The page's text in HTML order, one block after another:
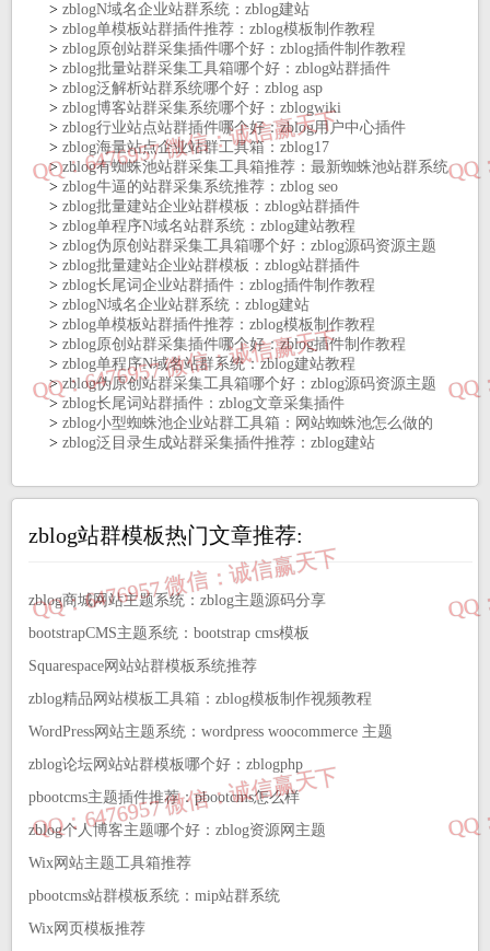
> zblogN域名企业站群系统：zblog建站
> zblog单模板站群插件推荐：zblog模板制作教程
> zblog原创站群采集插件哪个好：zblog插件制作教程
> zblog批量站群采集工具箱哪个好：zblog站群插件
> zblog泛解析站群系统哪个好：zblog asp
> zblog博客站群采集系统哪个好：zblogwiki
> zblog行业站点站群插件哪个好：zblog用户中心插件
> zblog海量站点企业站群工具箱：zblog17
>zblog有蜘蛛池站群采集工具箱推荐：最新蜘蛛池站群系统
> zblog牛逼的站群采集系统推荐：zblog seo
> zblog批量建站企业站群模板：zblog站群插件
> zblog单程序N域名站群系统：zblog建站教程
> zblog伪原创站群采集工具箱哪个好：zblog源码资源主题
> zblog批量建站企业站群模板：zblog站群插件
> zblog长尾词企业站群插件：zblog插件制作教程
> zblogN域名企业站群系统：zblog建站
> zblog单模板站群插件推荐：zblog模板制作教程
> zblog原创站群采集插件哪个好：zblog插件制作教程
> zblog单程序N域名站群系统：zblog建站教程
>zblog伪原创站群采集工具箱哪个好：zblog源码资源主题
> zblog长尾词站群插件：zblog文章采集插件
> zblog小型蜘蛛池企业站群工具箱：网站蜘蛛池怎么做的
> zblog泛目录生成站群采集插件推荐：zblog建站
zblog站群模板热门文章推荐:
zblog商城网站主题系统：zblog主题源码分享
bootstrapCMS主题系统：bootstrap cms模板
‌‌Squarespace网站‌站群模板系统推荐
zblog精品网站模板工具箱：zblog模板制作视频教程
WordPress网站主题系统：wordpress woocommerce 主题
zblog论坛网站站群模板哪个好：zblogphp
pbootcms主题插件推荐：pbootcms怎么样
zblog个人博客主题哪个好：zblog资源网主题
Wix‌网站‌主题工具箱推荐
pbootcms站群模板系统：mip站群系统
‌‌Wix‌网页‌模板推荐